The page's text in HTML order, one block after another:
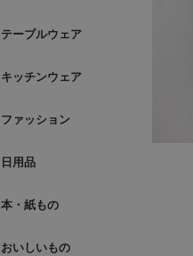
テーブルウェア
キッチンウェア
ファッション
日用品
本・紙もの
おいしいもの